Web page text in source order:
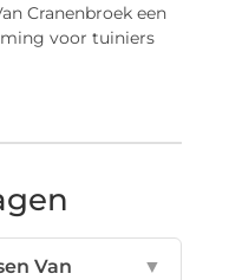
Cranenbroek een
voor tuiniers
Van
▼